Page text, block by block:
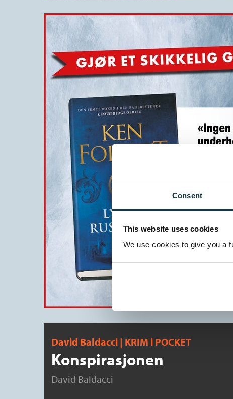
Consent
This website uses cookies
We use cookies to give you a
David Baldacci | KRIM i POCKET
Konspirasjonen
David Baldacci